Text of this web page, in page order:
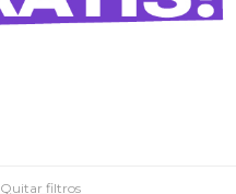
Quitar filtros